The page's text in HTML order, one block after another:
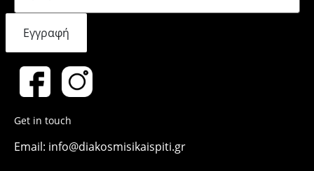
Εγγραφή
Get in touch
Email: info@diakosmisikaispiti.gr